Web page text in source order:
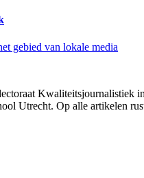
gebied van lokale media
Kwaliteitsjournalistiek
Utrecht. Op alle artikelen